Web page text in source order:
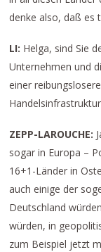
denke also, daß es
LI: Helga, sind Sie
Unternehmen und
einer
ZEPP-LAROUCHE:
sogar in Europa –
16+1-Länder in
auch einige der
Deutschland
würden, in
zum Beispiel jetzt